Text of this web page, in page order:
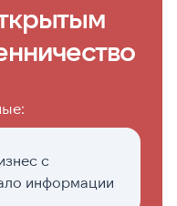
с
информации